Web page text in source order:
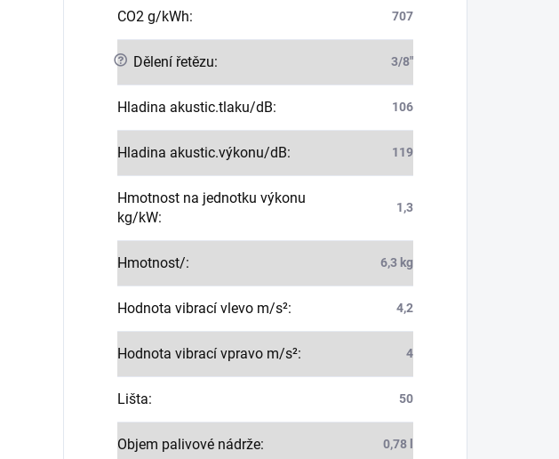
CO2 g/kWh: 707
? Dělení řetězu: 3/8"
Hladina akustic.tlaku/dB: 106
Hladina akustic.výkonu/dB: 119
Hmotnost na jednotku výkonu
kg/kW:
1,3
Hmotnost/: 6,3 kg
Hodnota vibrací vlevo m/s²: 4,2
Hodnota vibrací vpravo m/s²: 4
Lišta: 50
Objem palivové nádrže: 0,78 l